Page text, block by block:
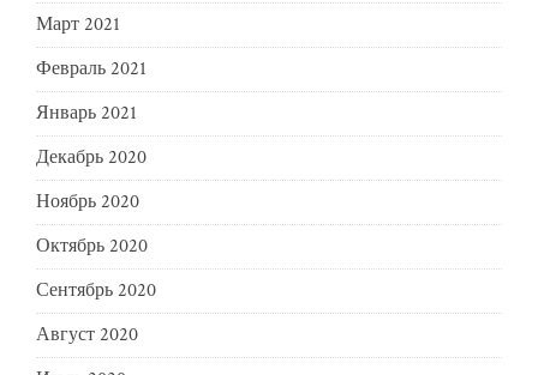
Март 2021
Февраль 2021
Январь 2021
Декабрь 2020
Ноябрь 2020
Октябрь 2020
Сентябрь 2020
Август 2020